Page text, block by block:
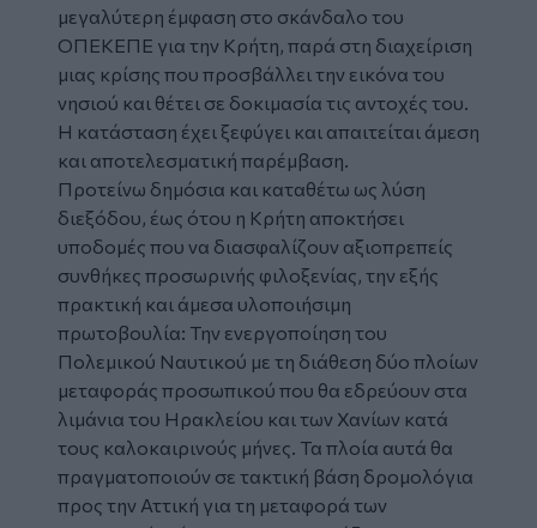
μεγαλύτερη έμφαση στο σκάνδαλο του
ΟΠΕΚΕΠΕ για την Κρήτη, παρά στη διαχείριση
μιας κρίσης που προσβάλλει την εικόνα του
νησιού και θέτει σε δοκιμασία τις αντοχές του.
Η κατάσταση έχει ξεφύγει και απαιτείται άμεση
και αποτελεσματική παρέμβαση.
Προτείνω δημόσια και καταθέτω ως λύση
διεξόδου, έως ότου η Κρήτη αποκτήσει
υποδομές που να διασφαλίζουν αξιοπρεπείς
συνθήκες προσωρινής φιλοξενίας, την εξής
πρακτική και άμεσα υλοποιήσιμη
πρωτοβουλία: Την ενεργοποίηση του
Πολεμικού Ναυτικού με τη διάθεση δύο πλοίων
μεταφοράς προσωπικού που θα εδρεύουν στα
λιμάνια του Ηρακλείου και των Χανίων κατά
τους καλοκαιρινούς μήνες. Τα πλοία αυτά θα
πραγματοποιούν σε τακτική βάση δρομολόγια
προς την Αττική για τη μεταφορά των